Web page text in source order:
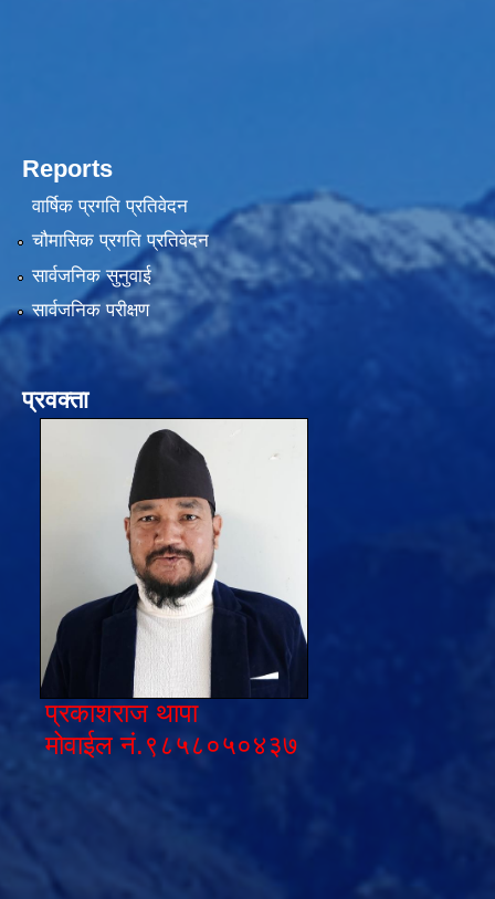
Reports
वार्षिक प्रगति प्रतिवेदन
चौमासिक प्रगति प्रतिवेदन
सार्वजनिक सुनुवाई
सार्वजनिक परीक्षण
प्रवक्ता
प्रकाशराज थापा
मोवाईल नं.९८५८०५०४३७